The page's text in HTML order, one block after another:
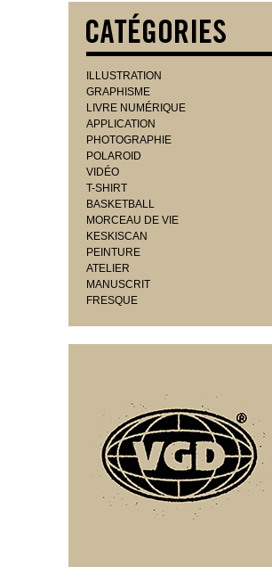
ILLUSTRATION
GRAPHISME
LIVRE NUMÉRIQUE
APPLICATION
PHOTOGRAPHIE
POLAROID
VIDÉO
T-SHIRT
BASKETBALL
MORCEAU DE VIE
KESKISCAN
PEINTURE
ATELIER
MANUSCRIT
FRESQUE